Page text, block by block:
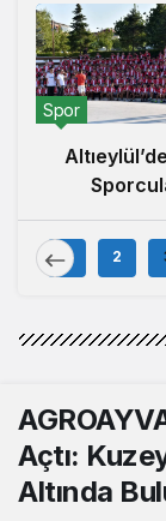
Spor
Forması
Edildi
1 2
Açtı:
Altında